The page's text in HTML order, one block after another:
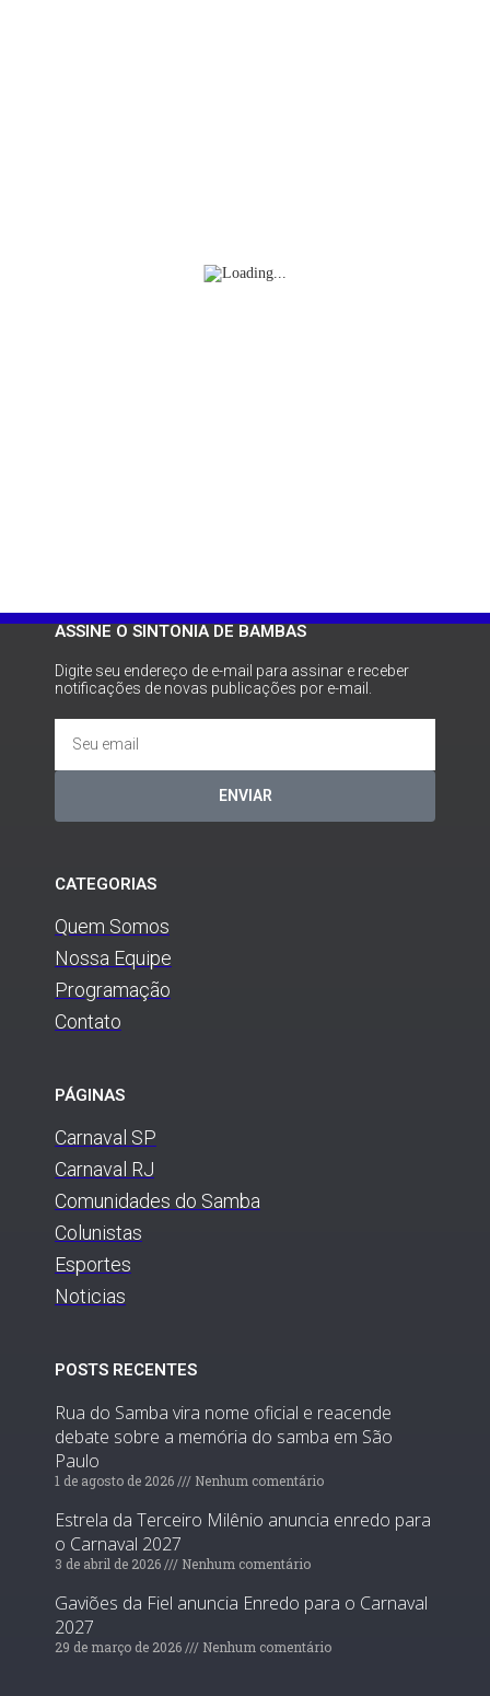
ASSINE O SINTONIA DE BAMBAS
Digite seu endereço de e-mail para assinar e receber
notificações de novas publicações por e-mail.
ENVIAR
CATEGORIAS
Quem Somos
Nossa Equipe
Programação
Contato
PÁGINAS
Carnaval SP
Carnaval RJ
Comunidades do Samba
Colunistas
Esportes
Noticias
POSTS RECENTES
Rua do Samba vira nome oficial e reacende
debate sobre a memória do samba em São
Paulo
1 de agosto de 2026 Nenhum comentário
Estrela da Terceiro Milênio anuncia enredo para
o Carnaval 2027
3 de abril de 2026 Nenhum comentário
Gaviões da Fiel anuncia Enredo para o Carnaval
2027
29 de março de 2026 Nenhum comentário